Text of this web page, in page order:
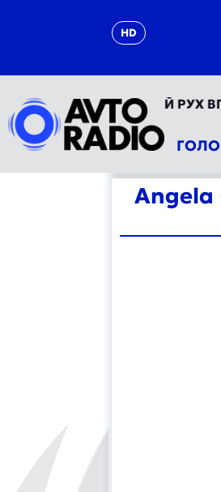
HD
УКРАЇНА - ТВІЙ РУХ ВПЕРЕД!
Angela